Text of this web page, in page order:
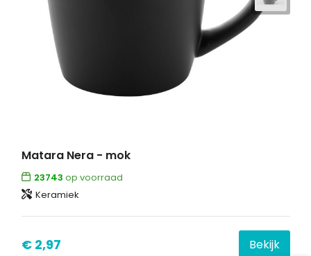
Matara Nera - mok
23743 op voorraad
Keramiek
€ 2,97 Bekijk